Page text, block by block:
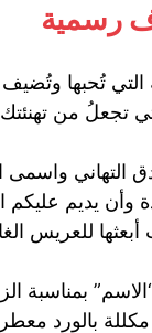
رسمية
تُحبها
تجعلُ من تهنئتك
التهاني واسمى
وأن يديم عليكم
أبعثها للعريس
بمناسبة
مكللة بالورد